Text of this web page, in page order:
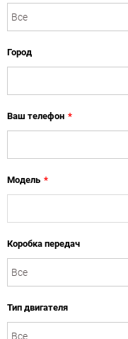
Город
Ваш телефон *
Модель *
Коробка передач
Тип двигателя